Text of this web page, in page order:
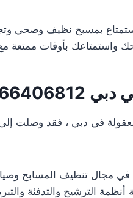
بمسبح نظيف وصحي
واستمتاعك بأوقات ممتعة
دبي
في دبي ، فقد وصلت
مجال تنظيف المسابح
الترشيح والتدفئة